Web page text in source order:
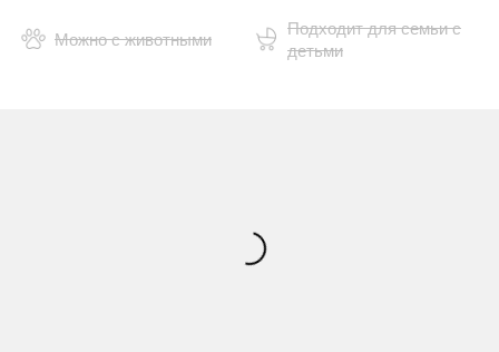
Можно с животными
Подходит для семьи с
детьми